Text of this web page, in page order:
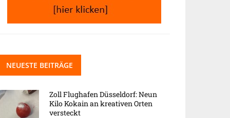
NEUESTE BEITRÄGE
Zoll Flughafen Düsseldorf: Neun
Kilo Kokain an kreativen Orten
versteckt